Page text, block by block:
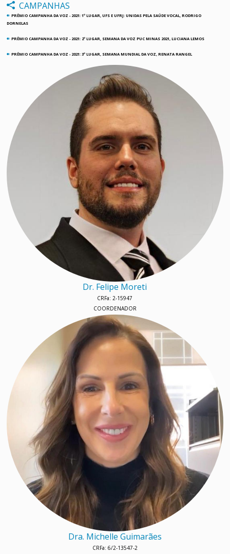
CAMPANHAS
fiber_smart_record PRÊMIO CAMPANHA DA VOZ - 2021: 1º LUGAR, UFS E UFRJ: UNIDAS PELA SAÚDE VOCAL, RODRIGO
DORNELAS
fiber_smart_record PRÊMIO CAMPANHA DA VOZ - 2021: 2º LUGAR, SEMANA DA VOZ PUC MINAS 2021, LUCIANA LEMOS
fiber_smart_record PRÊMIO CAMPANHA DA VOZ - 2021: 3º LUGAR, SEMANA MUNDIAL DA VOZ, RENATA RANGEL
Dr. Felipe Moreti
CRFa: 2-15947
COORDENADOR
Dra. Michelle Guimarães
CRFa: 6/2-13547-2